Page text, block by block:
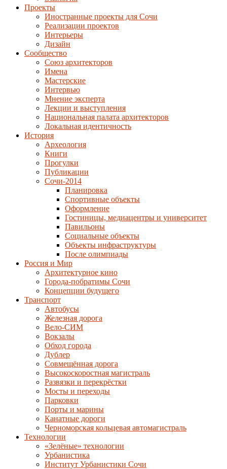
Проекты
Иностранные проекты для Сочи
Реализации проектов
Интерьеры
Дизайн
Сообщество
Союз архитекторов
Имена
Мастерские
Интервью
Мнение эксперта
Лекции и выступления
Национальная палата архитекторов
Локальная идентичность
История
Археология
Книги
Прогулки
Публикации
Сочи-2014
Планировка
Спортивные объекты
Оформление
Гостиницы, медиацентры и университет
Павильоны
Социальные объекты
Объекты инфраструктуры
После олимпиады
Россия и Мир
Архитектурное кино
Города-побратимы Сочи
Концепции будущего
Транспорт
Автобусы
Железная дорога
Вело-СИМ
Вокзалы
Обход города
Дублер
Совмещённая дорога
Высокоскоростная магистраль
Развязки и перекрёстки
Мосты и переходы
Парковки
Порты и марины
Канатные дороги
Черноморская кольцевая автомагистраль
Технологии
«Зелёные» технологии
Урбанистика
Институт Урбанистики Сочи